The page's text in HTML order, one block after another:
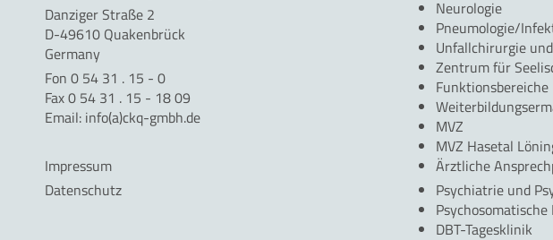
Danziger Straße 2
D-49610 Quakenbrück
Germany
Fon 0 54 31 . 15 - 0
Fax 0 54 31 . 15 - 18 09
Email: info(a)ckq-gmbh.de
Impressum
Datenschutz
Neurologie
Pneumologie/
Unfallchirurgie
Zentrum für
Funktionsbereiche
MVZ
MVZ Hasetal
Ärztliche
Psychiatrie und
DBT-Tagesklinik